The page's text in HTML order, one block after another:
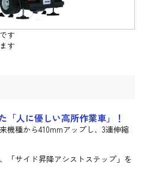
す
す
「人に優しい高所作業車」！
機種から410mmアップし、3連伸縮
「サイド昇降アシストステップ」を